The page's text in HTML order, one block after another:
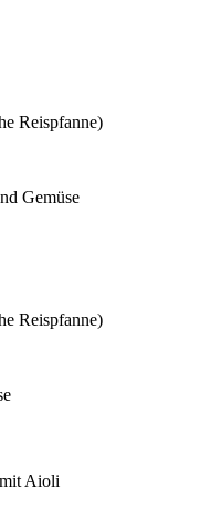
Reispfanne)
Gemüse
Reispfanne)
Aioli